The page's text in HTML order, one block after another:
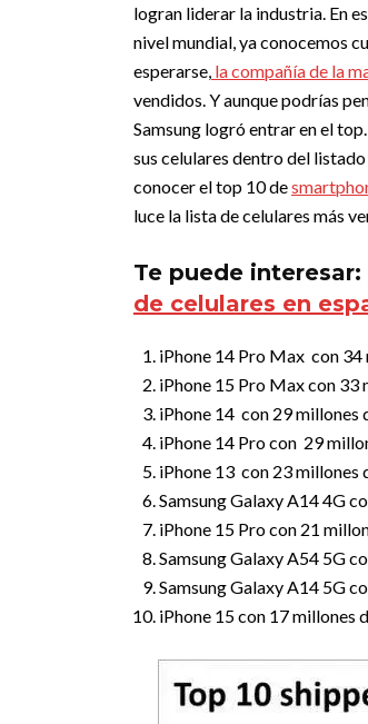
logran liderar la industria. En
nivel mundial, ya conocemos
esperarse, la compañía de la
vendidos. Y aunque podrías
Samsung logró entrar en el
sus celulares dentro del
conocer el top 10 de
luce la lista de celulares más
Te puede interesar:
de celulares en
iPhone 14 Pro Max con 34
iPhone 15 Pro Max con 33
iPhone 14 con 29 millones
iPhone 14 Pro con 29
iPhone 13 con 23 millones
Samsung Galaxy A14 4G
iPhone 15 Pro con 21
Samsung Galaxy A54 5G
Samsung Galaxy A14 5G
iPhone 15 con 17 millones